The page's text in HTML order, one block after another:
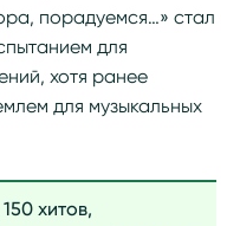
порадуемся…» стал
для
хотя ранее
для музыкальных
хитов,